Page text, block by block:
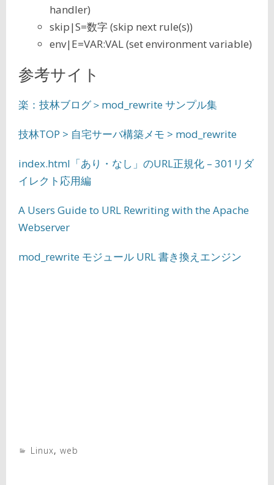
handler)
skip|S=数字 (skip next rule(s))
env|E=VAR:VAL (set environment variable)
参考サイト
楽：技林ブログ＞mod_rewrite サンプル集
技林TOP > 自宅サーバ構築メモ > mod_rewrite
index.html「あり・なし」のURL正規化 – 301リダ
イレクト応用編
A Users Guide to URL Rewriting with the Apache
Webserver
mod_rewrite モジュール URL 書き換えエンジン
Linux, web